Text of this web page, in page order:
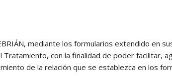
mediante los formularios extendido en
con la finalidad de poder facilitar,
de la relación que se establezca en los